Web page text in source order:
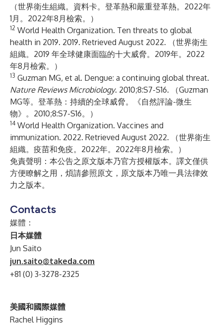
（世界衛生組織。資料卡。 登革熱和嚴重登革熱。2022年
1月。2022年8月檢索。）
12 World Health Organization. Ten threats to global
health in 2019. 2019. Retrieved August 2022. （世界衛生
組織。 2019 年全球健康面臨的十大威脅。2019年。2022
年8月檢索。）
13 Guzman MG, et al. Dengue: a continuing global threat.
Nature Reviews Microbiology. 2010;8:S7-S16. （Guzman
MG等。 登革熱：持續的全球威脅。《自然評論-微生
物》。2010;8:S7-S16。）
14 World Health Organization. Vaccines and
immunization. 2022. Retrieved August 2022. （世界衛生
組織。疫苗和免疫。2022年。2022年8月檢索。）
免責聲明：本公告之原文版本乃官方授權版本。譯文僅供
方便瞭解之用，煩請參照原文，原文版本乃唯一具法律效
力之版本。
Contacts
媒體：
日本媒體
Jun Saito
jun.saito@takeda.com
+81 (0) 3-3278-2325
美國和國際媒體
Rachel Higgins